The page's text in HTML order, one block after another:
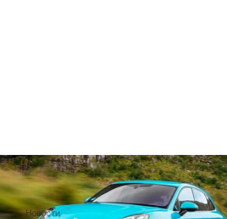
с ДВС продаётся лучше
но Porsche всё равно
его выпуск
31 маяНовости